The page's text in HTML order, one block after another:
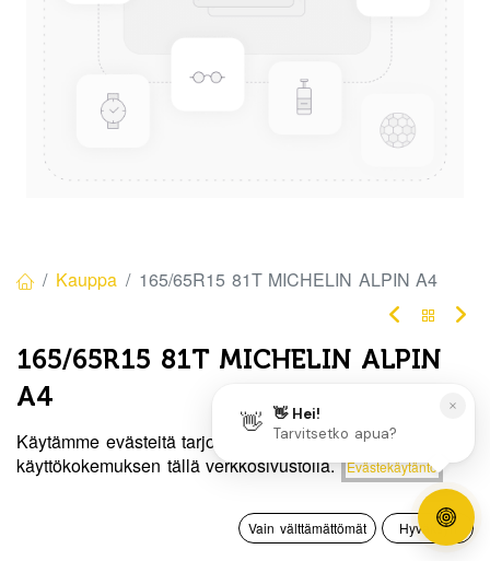
Hinta:
Lisää ostoskoriin
0
Toivelista Tili
Kauppa 165/65R15 81T MICHELIN ALPIN A4
165/65R15 81T MICHELIN ALPIN
A4
EAN:3528705705701 Tuotekoodi:325024
Tällä tuotteella ei ole kelvollista yhdistelmää.
Käytämme evästeitä tarjotaksemme sinulle paremman
käyttökokemuksen tällä verkkosivustolla.
Evästekäytäntö
Vain välttämättömät Hyväksyn